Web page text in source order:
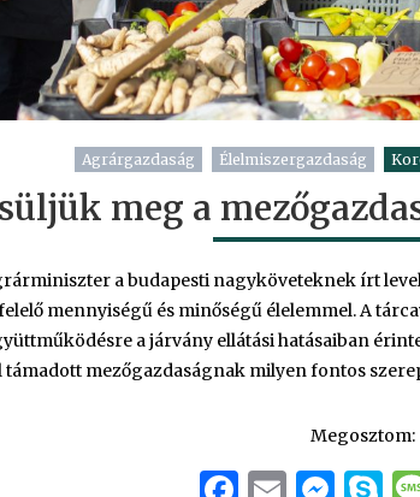
Agrárgazdaság Élelmiszergazdaság
meg a
a budapesti nagyköveteknek írt
mennyiségű és minőségű élelemmel. A
a járvány ellátási hatásaiban
mezőgazdaságnak milyen fontos
Megosztom: